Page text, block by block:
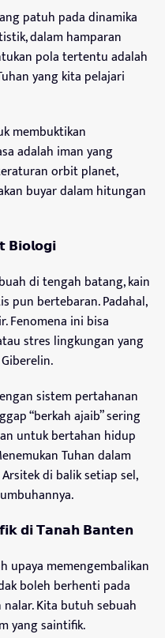
patuh pada dinamika
dalam hamparan
pola tertentu adalah
yang kita pelajari
membuktikan
adalah iman yang
orbit planet,
buyar dalam hitungan
di tengah batang, kain
pun bertebaran. Padahal,
Fenomena ini bisa
stres lingkungan yang
sistem pertahanan
“berkah ajaib” sering
untuk bertahan hidup
Tuhan dalam
di balik setiap sel,
𝗱𝗶 𝗧𝗮𝗻𝗮𝗵 𝗕𝗮𝗻𝘁𝗲𝗻
upaya memengembalikan
boleh berhenti pada
Kita butuh sebuah
yang saintifik.